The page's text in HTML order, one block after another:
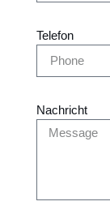
Telefon
Nachricht